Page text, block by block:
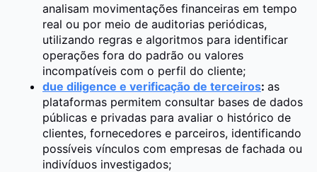
analisam movimentações financeiras em tempo
real ou por meio de auditorias periódicas,
utilizando regras e algoritmos para identificar
operações fora do padrão ou valores
incompatíveis com o perfil do cliente;
due diligence e verificação de terceiros: as
plataformas permitem consultar bases de dados
públicas e privadas para avaliar o histórico de
clientes, fornecedores e parceiros, identificando
possíveis vínculos com empresas de fachada ou
indivíduos investigados;